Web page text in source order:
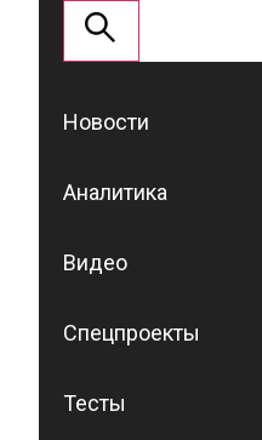
Новости
Аналитика
Видео
Спецпроекты
Тесты